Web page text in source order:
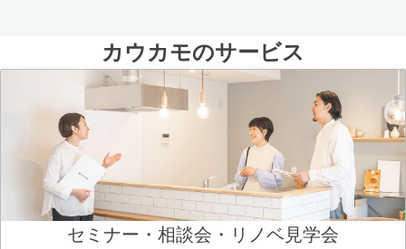
カウカモのサービス
セミナー・相談会・リノベ見学会